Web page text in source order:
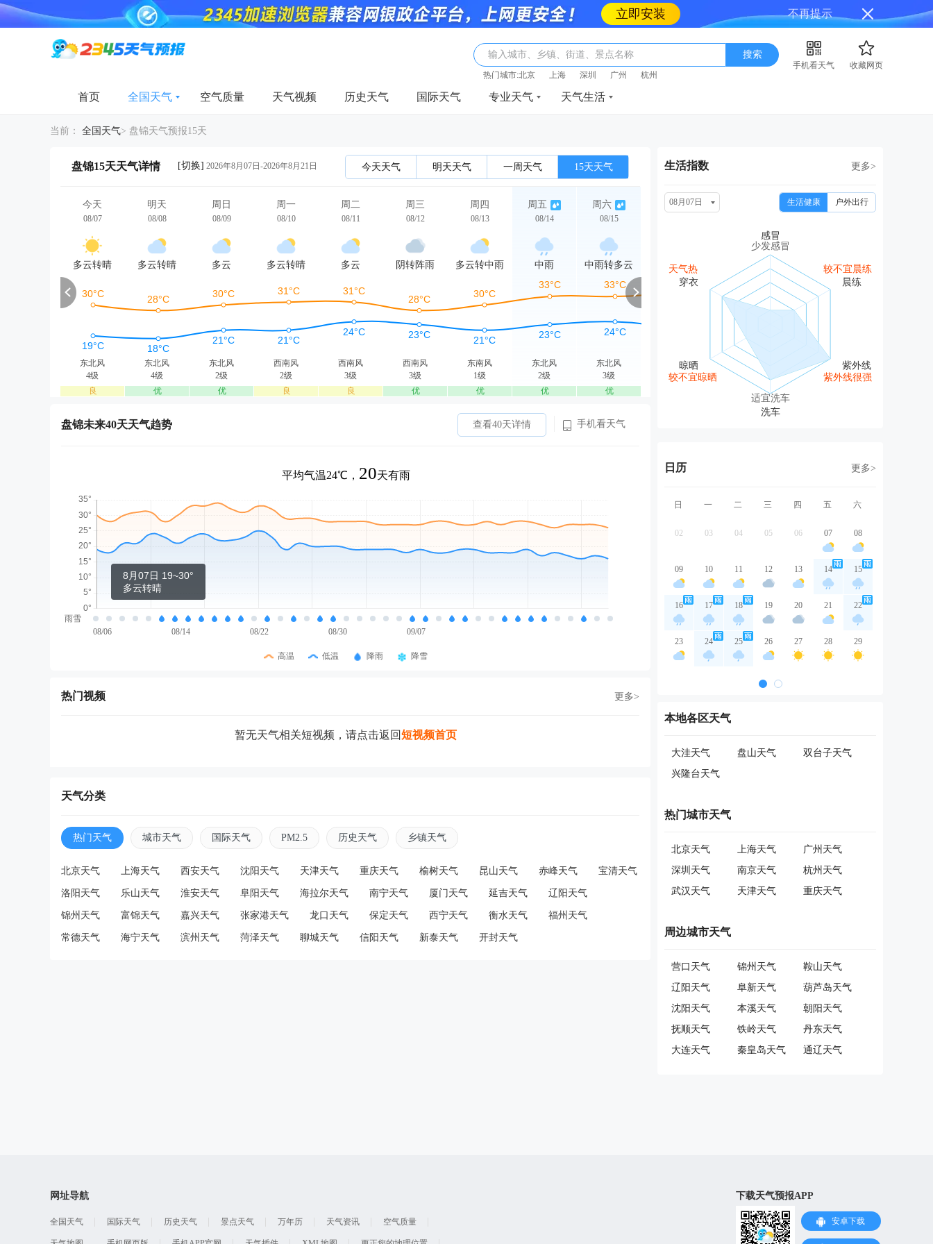
立即安装 不再提示
输入城市、乡镇、街道、景点名称 搜索
手机看天气
收藏网页
热门城市:北京 上海 深圳 广州 杭州
首页 全国天气 空气质量 天气视频 历史天气 国际天气 专业天气 天气生活
当前： 全国天气> 盘锦天气预报15天
盘锦15天天气详情 [切换] 2026年8月07日-2026年8月21日 今天天气 明天天气 一周天气 15天天气
今天
08/07
多云转晴
东北风
4级
良
明天
08/08
多云转晴
东北风
4级
优
周日
08/09
多云
东北风
2级
优
周一
08/10
多云转晴
西南风
2级
良
周二
08/11
多云
西南风
3级
良
周三
08/12
阴转阵雨
西南风
3级
优
周四
08/13
多云转中雨
东南风
1级
优
周五
08/14
中雨
东北风
2级
优
周六
08/15
中雨转多云
东北风
3级
优
周日
中雨
东北风
3级
中雨
北风
2级
周二
中雨
西南风
3级
周三
阴转晴
西南风
3级
盘锦未来40天天气趋势 查看40天详情 手机看天气
平均气温24℃， 20天有雨
8月07日 19~30°
多云转晴
雨雪
08/06
08/14 08/22 08/30 09/07
高温 低温 降雨 降雪
热门视频 更多>
暂无天气相关短视频，请点击返回短视频首页
天气分类
热门天气 城市天气 国际天气 PM2.5 历史天气 乡镇天气
北京天气 上海天气 西安天气 沈阳天气 天津天气 重庆天气 榆树天气 昆山天气 赤峰天气 宝清天气
洛阳天气 乐山天气 淮安天气 阜阳天气 海拉尔天气 南宁天气 厦门天气 延吉天气 辽阳天气
锦州天气 富锦天气 嘉兴天气 张家港天气 龙口天气 保定天气 西宁天气 衡水天气 福州天气
常德天气 海宁天气 滨州天气 菏泽天气 聊城天气 信阳天气 新泰天气 开封天气
生活指数 更多>
08月07日 生活健康 户外出行
少发感冒
天气热
较不宜晾晒
适宜洗车
紫外线很强
较不宜晨练
日历 更多>
日 一 二 三 四 五 六
02 03 04 05 06 07 08
09 10 11 12 13 14 15
16 17 18 19 20 21 22
23 24 25 26 27 28 29
本地各区天气
大洼天气 盘山天气
双台子天气
兴隆台天气
热门城市天气
北京天气 上海天气
广州天气
深圳天气
南京天气
杭州天气
武汉天气
天津天气 重庆天气
周边城市天气
营口天气 锦州天气
鞍山天气
辽阳天气
阜新天气
葫芦岛天气
沈阳天气
本溪天气
朝阳天气
抚顺天气
铁岭天气
丹东天气
大连天气
秦皇岛天气 通辽天气
网址导航
全国天气 国际天气 历史天气 景点天气 万年历 天气资讯 空气质量
下载天气预报APP
安卓下载